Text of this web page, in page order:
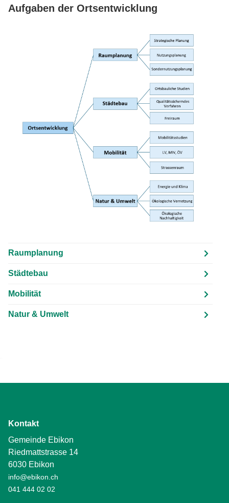
Aufgaben der Ortsentwicklung
Raumplanung
Städtebau
Mobilität
Natur & Umwelt
Kontakt
Gemeinde Ebikon
Riedmattstrasse 14
6030 Ebikon
info@ebikon.ch
041 444 02 02